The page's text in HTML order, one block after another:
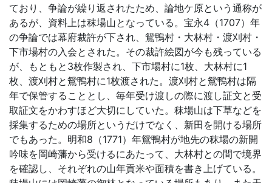
ており、争論が繰り返されたため、論地ケ原という通称が
あるが、資料上は秣場山となっている。宝永4（1707）年
の争論では幕府裁許が下され、鴛鴨村・大林村・渡刈村・
下市場村の入会とされた。その裁許絵図が今も残っている
が、もともと3枚作製され、下市場村に1枚、大林村に1
枚、渡刈村と鴛鴨村に1枚渡された。渡刈村と鴛鴨村は隔
年で保管することとし、毎年受け渡しの際に渡し証文と受
取証文をかわすほど大切にしていた。秣場山は下草などを
採集するための場所というだけでなく、新田を開ける場所
でもあった。明和8（1771）年鴛鴨村が地先の秣場の新開
吟味を岡崎藩から受けるにあたって、大林村との間で境界
を確認し、それぞれの山年貢米や面積を書き上げている。